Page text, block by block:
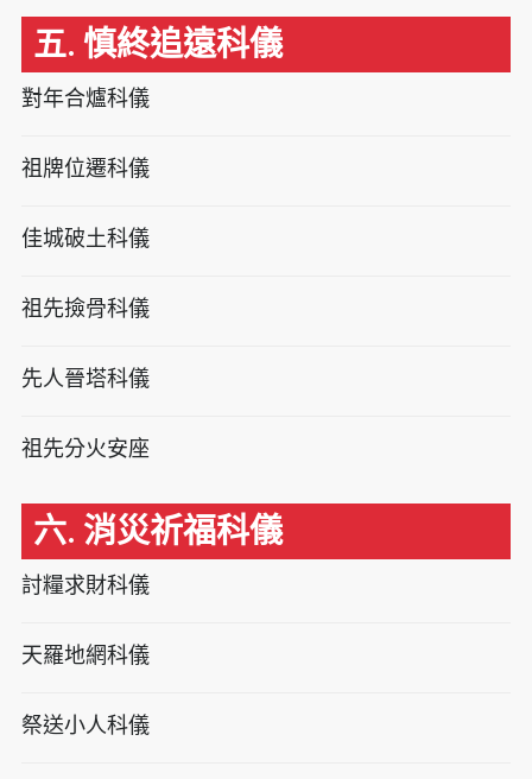
五. 慎終追遠科儀
對年合爐科儀
祖牌位遷科儀
佳城破土科儀
祖先撿骨科儀
先人晉塔科儀
祖先分火安座
六. 消災祈福科儀
討糧求財科儀
天羅地網科儀
祭送小人科儀